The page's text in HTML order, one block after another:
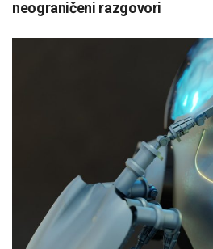
neograničeni razgovori